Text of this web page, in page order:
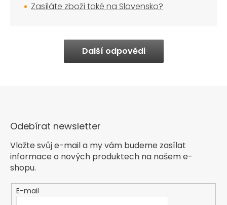
Zasíláte zboží také na Slovensko?
Další odpovědi
Odebírat newsletter
Vložte svůj e-mail a my vám budeme zasílat
informace o nových produktech na našem e-
shopu.
E-mail